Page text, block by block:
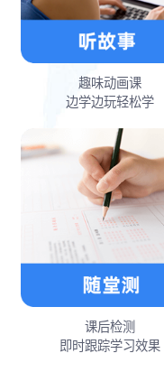
趣味动画课
边学边玩轻松学
课后检测
即时跟踪学习效果